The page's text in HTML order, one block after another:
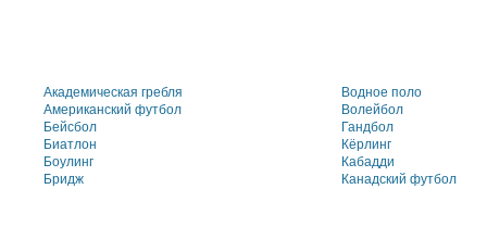
Академическая гребля
Американский футбол
Бейсбол
Биатлон
Боулинг
Бридж
Водное поло
Волейбол
Гандбол
Кёрлинг
Кабадди
Канадский футбол